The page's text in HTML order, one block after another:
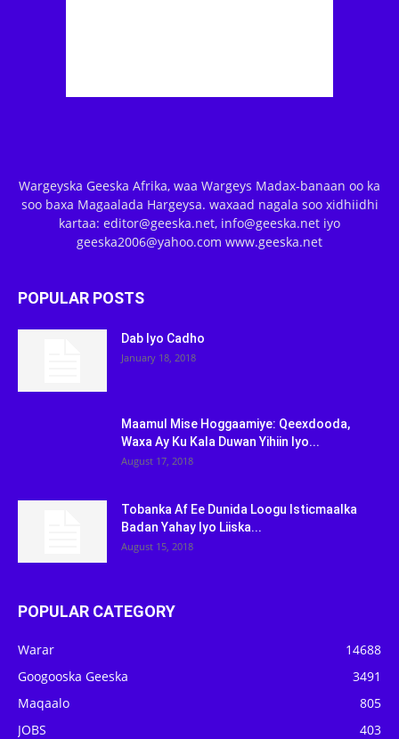
Wargeyska Geeska Afrika, waa Wargeys Madax-banaan oo ka
soo baxa Magaalada Hargeysa. waxaad nagala soo xidhiidhi
kartaa: editor@geeska.net, info@geeska.net iyo
geeska2006@yahoo.com www.geeska.net
POPULAR POSTS
Dab Iyo Cadho
January 18, 2018
Maamul Mise Hoggaamiye: Qeexdooda,
Waxa Ay Ku Kala Duwan Yihiin Iyo...
August 17, 2018
Tobanka Af Ee Dunida Loogu Isticmaalka
Badan Yahay Iyo Liiska...
August 15, 2018
POPULAR CATEGORY
Warar
14688
Googooska Geeska
3491
Maqaalo
805
JOBS
403